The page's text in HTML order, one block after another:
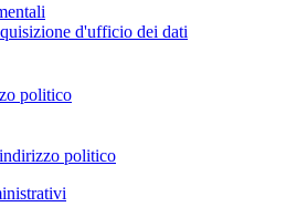
d'ufficio dei dati
politico
politico